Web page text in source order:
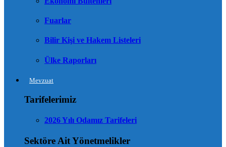
Fuarlar
Bilir Kişi ve Hakem Listeleri
Ülke Raporları
Mevzuat
Tarifelerimiz
2026 Yılı Odamız Tarifeleri
Sektöre Ait Yönetmelikler